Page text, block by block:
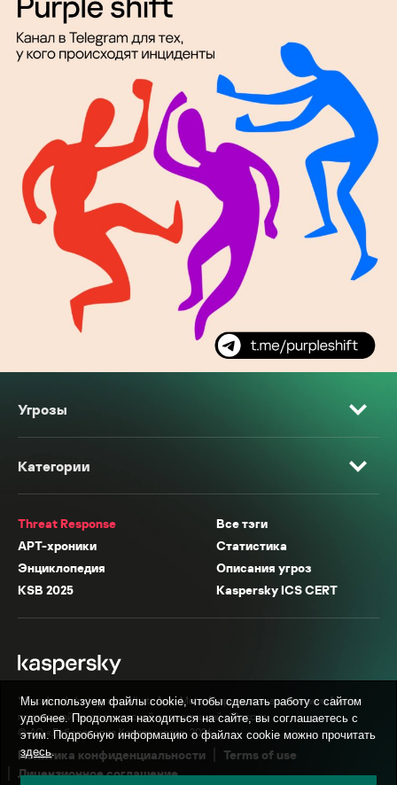
Угрозы
Категории
Threat Response
Все тэги
APT-хроники
Статистика
Энциклопедия
Описания угроз
KSB 2025
Kaspersky ICS CERT
* Facebook, Instagram, WhatsApp, Meta AI принадлежат компании Meta,
признанной экстремистской организацией в России.
© АО «Лаборатория Касперского», 2026.
Политика конфиденциальности
Terms of use
Лицензионное соглашение
Мы используем файлы cookie, чтобы сделать работу с сайтом
удобнее. Продолжая находиться на сайте, вы соглашаетесь с
этим. Подробную информацию о файлах cookie можно прочитать
здесь.